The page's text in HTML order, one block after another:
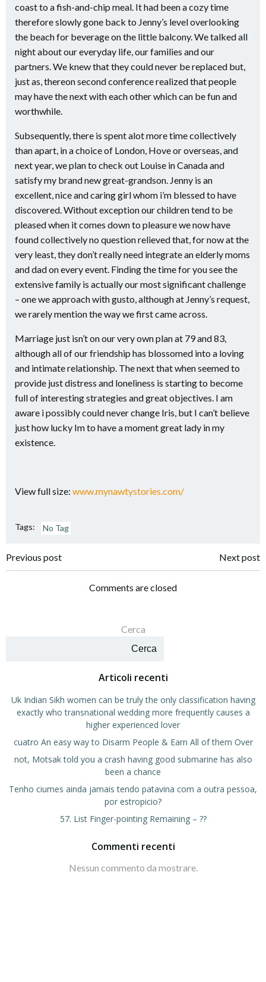
coast to a fish-and-chip meal. It had been a cozy time
therefore slowly gone back to Jenny’s level overlooking
the beach for beverage on the little balcony. We talked all
night about our everyday life, our families and our
partners. We knew that they could never be replaced but,
just as, thereon second conference realized that people
may have the next with each other which can be fun and
worthwhile.
Subsequently, there is spent alot more time collectively
than apart, in a choice of London, Hove or overseas, and
next year, we plan to check out Louise in Canada and
satisfy my brand new great-grandson. Jenny is an
excellent, nice and caring girl whom i’m blessed to have
discovered. Without exception our children tend to be
pleased when it comes down to pleasure we now have
found collectively no question relieved that, for now at the
very least, they don’t really need integrate an elderly moms
and dad on every event. Finding the time for you see the
extensive family is actually our most significant challenge
– one we approach with gusto, although at Jenny’s request,
we rarely mention the way we first came across.
Marriage just isn’t on our very own plan at 79 and 83,
although all of our friendship has blossomed into a loving
and intimate relationship. The next that when seemed to
provide just distress and loneliness is starting to become
full of interesting strategies and great objectives. I am
aware i possibly could never change Iris, but I can’t believe
just how lucky Im to have a moment great lady in my
existence.
View full size: www.mynawtystories.com/
Tags: No Tag
Navigazione
Previous post
Navigazione
articoli
Next post
Comments are closed
Cerca
Cerca
Articoli recenti
Uk Indian Sikh women can be truly the only classification having
exactly who transnational wedding more frequently causes a
higher experienced lover
cuatro An easy way to Disarm People & Earn All of them Over
not, Motsak told you a crash having good submarine has also
been a chance
Tenho ciumes ainda jamais tendo patavina com a outra pessoa,
por estropicio?
57. List Finger-pointing Remaining – ??
Commenti recenti
Nessun commento da mostrare.